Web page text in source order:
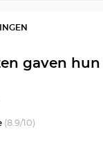
gaven
(8.9/10)